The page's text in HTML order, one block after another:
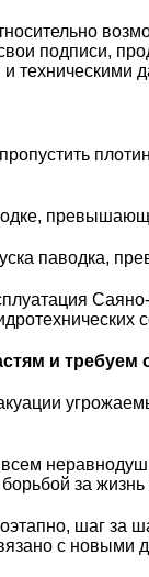
подписи,
паводка,
и требуем
за жизнь
шаг за
с